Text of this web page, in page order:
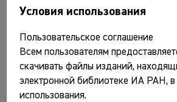
Миклухо-Маклая. Ин-т истории
Колчин Б.А. Новгородские
изделия. М.: Наука, 1968. 183 с.,
Краткие сообщения о докладах и
исследованиях Института
Условия использования
Пользовательское соглашение
Всем пользователям
скачивать файлы изданий,
электронной библиотеке ИА РАН, в
использования.